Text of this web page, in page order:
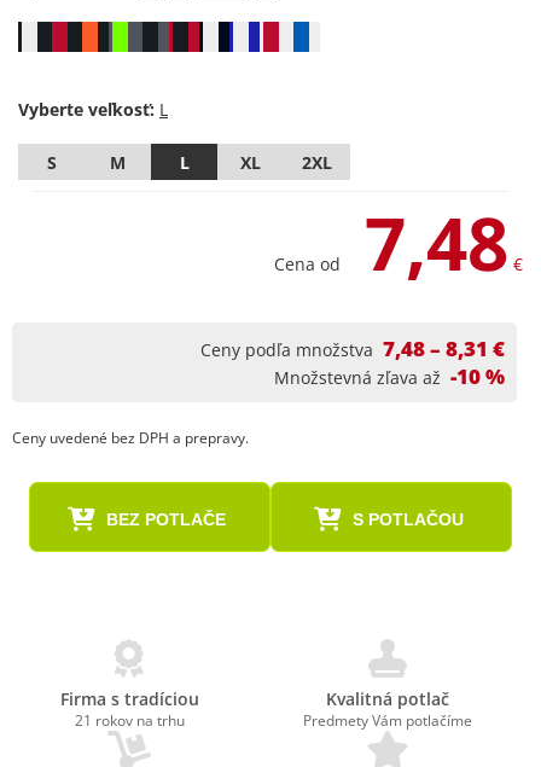
Vyberte veľkosť:
S M L XL 2XL
Cena od 7,48 €
Ceny podľa množstva 7,48 – 8,31 €
Množstevná zľava až -10 %
Ceny uvedené bez DPH a prepravy.
BEZ POTLAČE S POTLAČOU
Firma s tradíciou
21 rokov na trhu
Kvalitná potlač
Predmety Vám potlačíme